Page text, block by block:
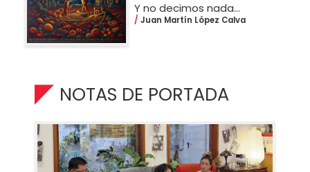
Y no decimos nada…
Juan Martín López Calva
NOTAS DE PORTADA